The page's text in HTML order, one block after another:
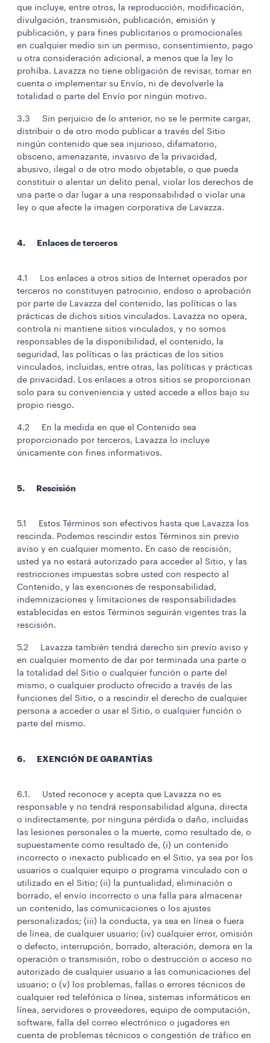
que incluye, entre otros, la reproducción, modificación,
divulgación, transmisión, publicación, emisión y
publicación, y para fines publicitarios o promocionales
en cualquier medio sin un permiso, consentimiento, pago
u otra consideración adicional, a menos que la ley lo
prohíba. Lavazza no tiene obligación de revisar, tomar en
cuenta o implementar su Envío, ni de devolverle la
totalidad o parte del Envío por ningún motivo.
3.3 Sin perjuicio de lo anterior, no se le permite cargar,
distribuir o de otro modo publicar a través del Sitio
ningún contenido que sea injurioso, difamatorio,
obsceno, amenazante, invasivo de la privacidad,
abusivo, ilegal o de otro modo objetable, o que pueda
constituir o alentar un delito penal, violar los derechos de
una parte o dar lugar a una responsabilidad o violar una
ley o que afecte la imagen corporativa de Lavazza.
4. Enlaces de terceros
4.1 Los enlaces a otros sitios de Internet operados por
terceros no constituyen patrocinio, endoso o aprobación
por parte de Lavazza del contenido, las políticas o las
prácticas de dichos sitios vinculados. Lavazza no opera,
controla ni mantiene sitios vinculados, y no somos
responsables de la disponibilidad, el contenido, la
seguridad, las políticas o las prácticas de los sitios
vinculados, incluidas, entre otras, las políticas y prácticas
de privacidad. Los enlaces a otros sitios se proporcionan
solo para su conveniencia y usted accede a ellos bajo su
propio riesgo.
4.2 En la medida en que el Contenido sea
proporcionado por terceros, Lavazza lo incluye
únicamente con fines informativos.
5. Rescisión
5.1 Estos Términos son efectivos hasta que Lavazza los
rescinda. Podemos rescindir estos Términos sin previo
aviso y en cualquier momento. En caso de rescisión,
usted ya no estará autorizado para acceder al Sitio, y las
restricciones impuestas sobre usted con respecto al
Contenido, y las exenciones de responsabilidad,
indemnizaciones y limitaciones de responsabilidades
establecidas en estos Términos seguirán vigentes tras la
rescisión.
5.2 Lavazza también tendrá derecho sin previo aviso y
en cualquier momento de dar por terminada una parte o
la totalidad del Sitio o cualquier función o parte del
mismo, o cualquier producto ofrecido a través de las
funciones del Sitio, o a rescindir el derecho de cualquier
persona a acceder o usar el Sitio, o cualquier función o
parte del mismo.
6. EXENCIÓN DE GARANTÍAS
6.1. Usted reconoce y acepta que Lavazza no es
responsable y no tendrá responsabilidad alguna, directa
o indirectamente, por ninguna pérdida o daño, incluidas
las lesiones personales o la muerte, como resultado de, o
supuestamente como resultado de, (i) un contenido
incorrecto o inexacto publicado en el Sitio, ya sea por los
usuarios o cualquier equipo o programa vinculado con o
utilizado en el Sitio; (ii) la puntualidad, eliminación o
borrado, el envío incorrecto o una falla para almacenar
un contenido, las comunicaciones o los ajustes
personalizados; (iii) la conducta, ya sea en línea o fuera
de línea, de cualquier usuario; (iv) cualquier error, omisión
o defecto, interrupción, borrado, alteración, demora en la
operación o transmisión, robo o destrucción o acceso no
autorizado de cualquier usuario a las comunicaciones del
usuario; o (v) los problemas, fallas o errores técnicos de
cualquier red telefónica o línea, sistemas informáticos en
línea, servidores o proveedores, equipo de computación,
software, falla del correo electrónico o jugadores en
cuenta de problemas técnicos o congestión de tráfico en